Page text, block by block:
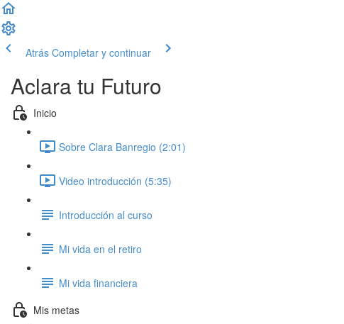
Atrás Completar y continuar
Aclara tu Futuro
Inicio
Sobre Clara Banregio (2:01)
Video introducción (5:35)
Introducción al curso
Mi vida en el retiro
Mi vida financiera
Mis metas